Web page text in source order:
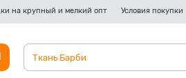
на крупный и мелкий опт Условия покупки